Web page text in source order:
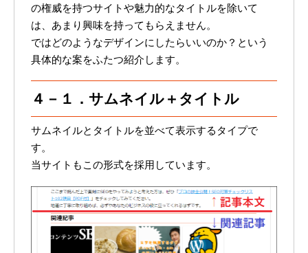
の権威を持つサイトや魅力的なタイトルを除いて
は、あまり興味を持ってもらえません。
ではどのようなデザインにしたらいいのか？という
具体的な案をふたつ紹介します。
４－１．サムネイル＋タイトル
サムネイルとタイトルを並べて表示するタイプで
す。
当サイトもこの形式を採用しています。